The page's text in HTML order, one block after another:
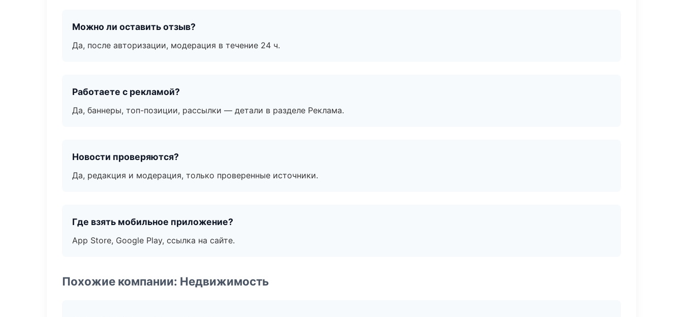
Можно ли оставить отзыв?
Да, после авторизации, модерация в течение 24 ч.
Работаете с рекламой?
Да, баннеры, топ-позиции, рассылки — детали в разделе Реклама.
Новости проверяются?
Да, редакция и модерация, только проверенные источники.
Где взять мобильное приложение?
App Store, Google Play, ссылка на сайте.
Похожие компании: Недвижимость